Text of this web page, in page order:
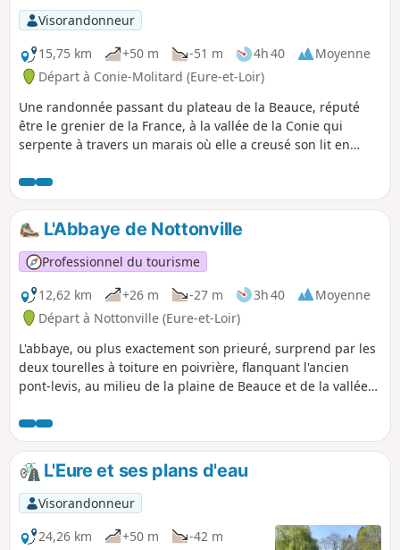
Visorandonneur
15,75 km
+50 m -51 m 4h 40
Moyenne
Départ à Conie-Molitard (Eure-et-Loir)
Une randonnée passant du plateau de la Beauce, réputé
être le grenier de la France, à la vallée de la Conie qui
serpente à travers un marais où elle a creusé son lit en
saison.
L'Abbaye de Nottonville
Professionnel du tourisme
12,62 km
+26 m -27 m 3h 40
Moyenne
Départ à Nottonville (Eure-et-Loir)
L'abbaye, ou plus exactement son prieuré, surprend par les
deux tourelles à toiture en poivrière, flanquant l'ancien
pont-levis, au milieu de la plaine de Beauce et de la vallée
L'Eure et ses plans d'eau
Visorandonneur
24,26 km
+50 m -42 m